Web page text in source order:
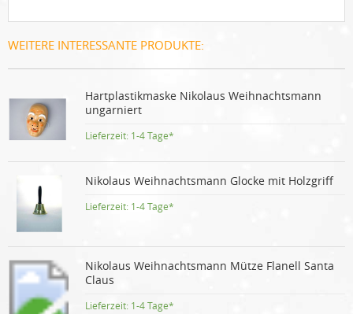
WEITERE INTERESSANTE PRODUKTE:
Hartplastikmaske Nikolaus Weihnachtsmann
ungarniert
Lieferzeit: 1-4 Tage*
Nikolaus Weihnachtsmann Glocke mit Holzgriff
Lieferzeit: 1-4 Tage*
Nikolaus Weihnachtsmann Mütze Flanell Santa
Claus
Lieferzeit: 1-4 Tage*